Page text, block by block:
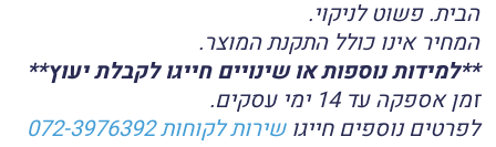
הבית. פשוט לניקוי.
המחיר אינו כולל התקנת המוצר.
**למידות נוספות או שינויים חייגו לקבלת יעוץ**
זמן אספקה עד 14 ימי עסקים.
לפרטים נוספים חייגושירות לקוחות 072-3976392